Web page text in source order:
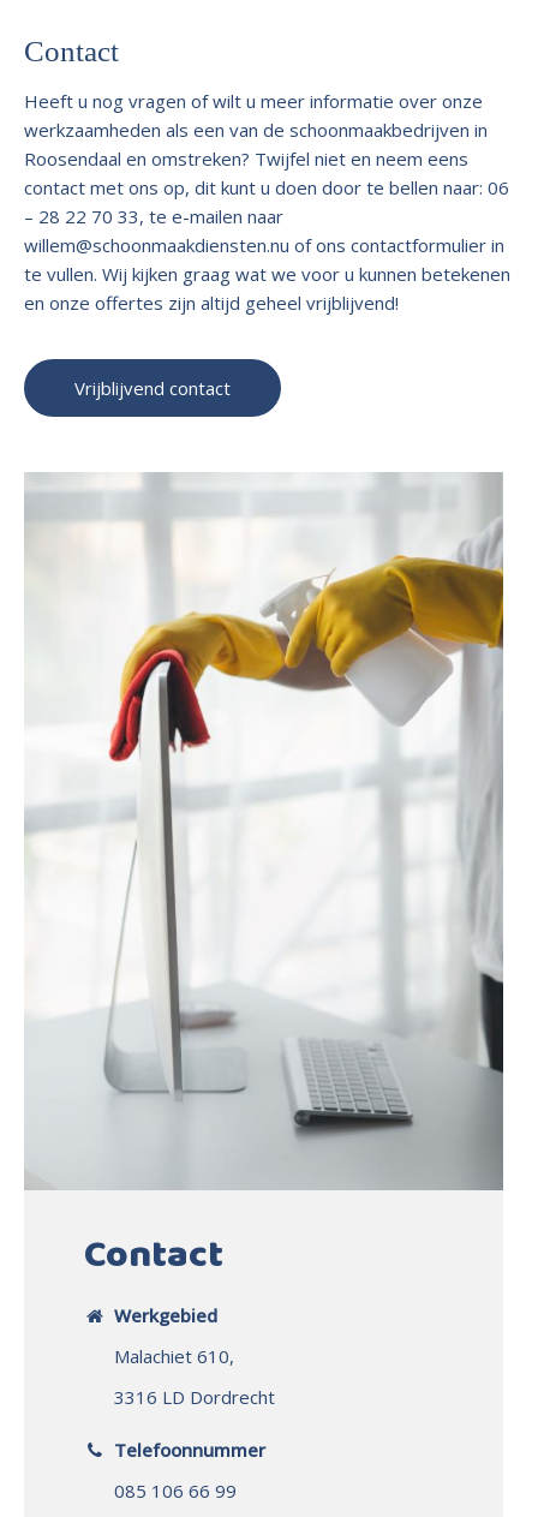
Contact
Heeft u nog vragen of wilt u meer informatie over onze
werkzaamheden als een van de schoonmaakbedrijven in
Roosendaal en omstreken? Twijfel niet en neem eens
contact met ons op, dit kunt u doen door te bellen naar: 06
– 28 22 70 33, te e-mailen naar
willem@schoonmaakdiensten.nu of ons contactformulier in
te vullen. Wij kijken graag wat we voor u kunnen betekenen
en onze offertes zijn altijd geheel vrijblijvend!
Vrijblijvend contact
Contact
Werkgebied
Malachiet 610,
3316 LD Dordrecht
Telefoonnummer
085 106 66 99